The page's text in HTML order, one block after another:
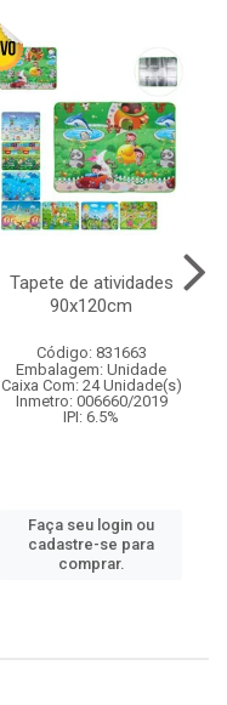
Tapete de atividades
90x120cm
Código: 831663
Embalagem: Unidade
Caixa Com: 24 Unidade(s)
Inmetro: 006660/2019
IPI: 6.5%
Faça seu login ou
cadastre-se para
comprar.